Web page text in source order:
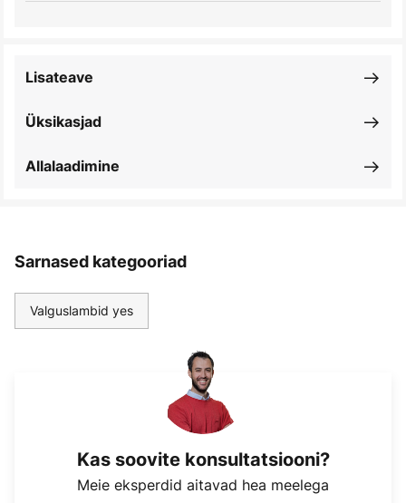
Üksikasjad
Lisateave
Allalaadimine
Sarnased kategooriad
Valguslambid yes
Kas soovite konsultatsiooni?
Meie eksperdid aitavad hea meelega